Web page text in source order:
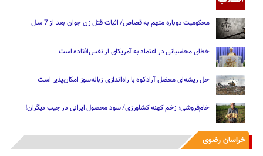
محکومیت دوباره متهم به قصاص/ اثبات قتل زن جوان بعد از 7 سال
خطای محاسباتی در اعتماد به آمریکای از نفس‌افتاده است
حل ریشه‌ای معضل آرادکوه با راه‌اندازی زباله‌سوز امکان‌پذیر است
خام‌فروشی؛ زخم کهنه کشاورزی/ سود محصول ایرانی در جیب دیگران!
خراسان رضوی